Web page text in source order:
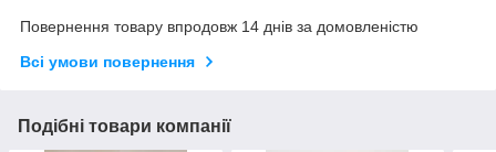
Повернення товару впродовж 14 днів за домовленістю
Всі умови повернення
Подібні товари компанії